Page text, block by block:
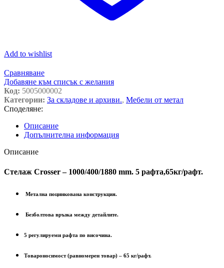
Add to wishlist
Сравняване
Добавяне към списък с желания
Код: 5005000002
Категории: За складове и архиви., Мебели от метал
Споделяне:
Описание
Допълнителна информация
Описание
Стелаж Crosser – 1000/400/1880 mm. 5 рафта,65кг/рафт.
Метална поцинкована конструкция.
Безболтова връзка между детайлите.
5 регулируеми рафта по височина.
Товароносимост (равномерен товар) – 65 кг/рафт.